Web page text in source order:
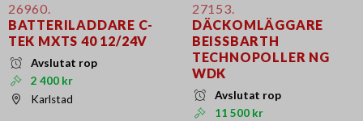
26960.
BATTERILADDARE C-
TEK MXTS 40 12/24V
Avslutat rop
2 400 kr
Karlstad
27153.
DÄCKOMLÄGGARE
BEISSBARTH
TECHNOPOLLER NG
WDK
Avslutat rop
11 500 kr